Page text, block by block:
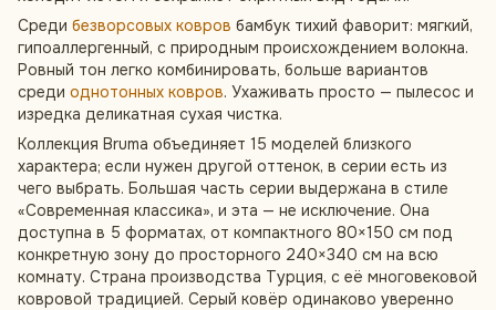
Среди безворсовых ковров бамбук тихий фаворит: мягкий,
гипоаллергенный, с природным происхождением волокна.
Ровный тон легко комбинировать, больше вариантов
среди однотонных ковров. Ухаживать просто — пылесос и
изредка деликатная сухая чистка.
Коллекция Bruma объединяет 15 моделей близкого
характера; если нужен другой оттенок, в серии есть из
чего выбрать. Большая часть серии выдержана в стиле
«Современная классика», и эта — не исключение. Она
доступна в 5 форматах, от компактного 80×150 см под
конкретную зону до просторного 240×340 см на всю
комнату. Страна производства Турция, с её многовековой
ковровой традицией. Серый ковёр одинаково уверенно